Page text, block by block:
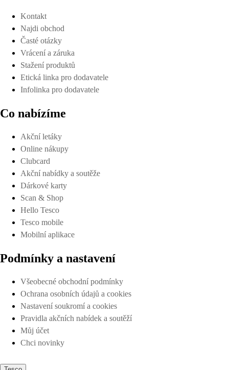
Kontakt
Najdi obchod
Časté otázky
Vrácení a záruka
Stažení produktů
Etická linka pro dodavatele
Infolinka pro dodavatele
Co nabízíme
Akční letáky
Online nákupy
Clubcard
Akční nabídky a soutěže
Dárkové karty
Scan & Shop
Hello Tesco
Tesco mobile
Mobilní aplikace
Podmínky a nastavení
Všeobecné obchodní podmínky
Ochrana osobních údajů a cookies
Nastavení soukromí a cookies
Pravidla akčních nabídek a soutěží
Můj účet
Chci novinky